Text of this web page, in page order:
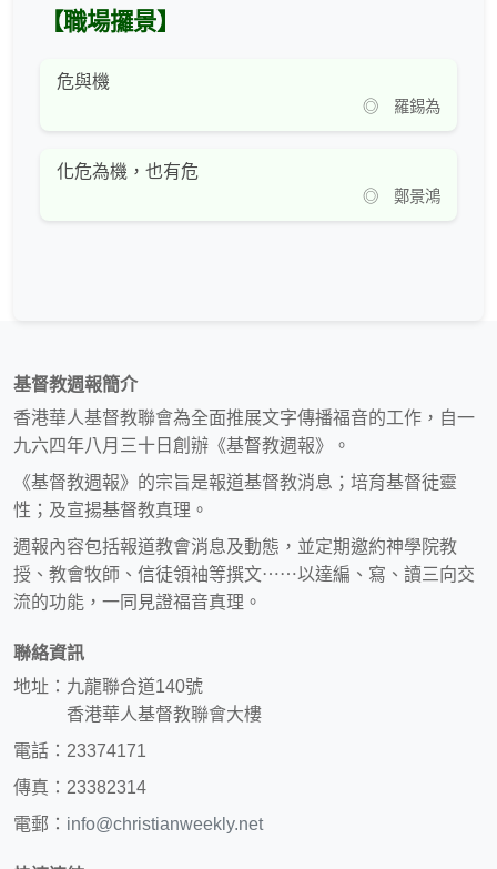
【職場攞景】
危與機
◎ 羅錫為
化危為機，也有危
◎ 鄭景鴻
基督教週報簡介
香港華人基督教聯會為全面推展文字傳播福音的工作，自一
九六四年八月三十日創辦《基督教週報》。
《基督教週報》的宗旨是報道基督教消息；培育基督徒靈
性；及宣揚基督教真理。
週報內容包括報道教會消息及動態，並定期邀約神學院教
授、教會牧師、信徒領袖等撰文⋯⋯以達編、寫、讀三向交
流的功能，一同見證福音真理。
聯絡資訊
地址：九龍聯合道140號
香港華人基督教聯會大樓
電話：23374171
傳真：23382314
電郵： info@christianweekly.net